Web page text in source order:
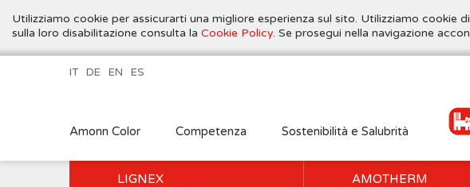
Utilizziamo cookie per assicurarti una migliore esperienza sul sito. Utilizziamo
sulla loro disabilitazione consulta la Cookie Policy. Se prosegui nella navigazione
Amonn Color Competenza Sostenibilità e Salubrità
IT DE EN ES
LIGNEX AMOTHERM